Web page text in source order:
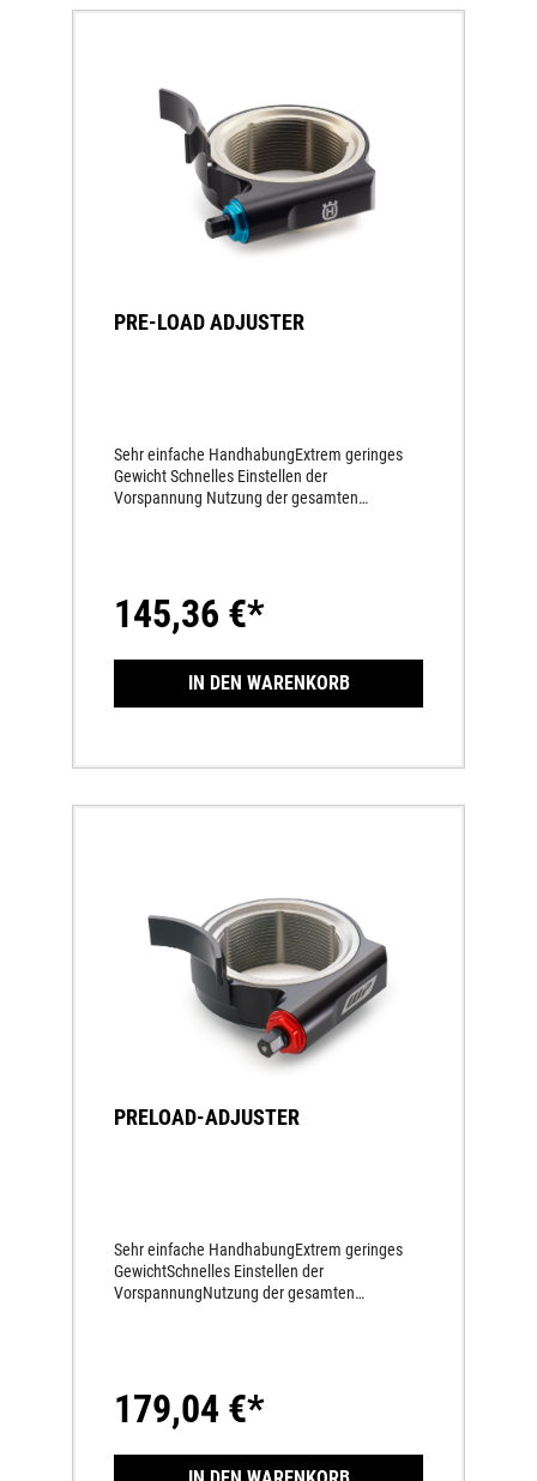
PRE-LOAD ADJUSTER
Sehr einfache HandhabungExtrem geringes
Gewicht Schnelles Einstellen der
Vorspannung Nutzung der gesamten
verbaubar.
145,36 €*
IN DEN WARENKORB
PRELOAD-ADJUSTER
Sehr einfache HandhabungExtrem geringes
GewichtSchnelles Einstellen der
VorspannungNutzung der gesamten
179,04 €*